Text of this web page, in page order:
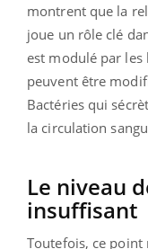
montrent que la
joue un rôle clé
est modulé par les
peuvent être
Bactéries qui
la circulation
Le niveau
insuffisant
Toutefois, ce point